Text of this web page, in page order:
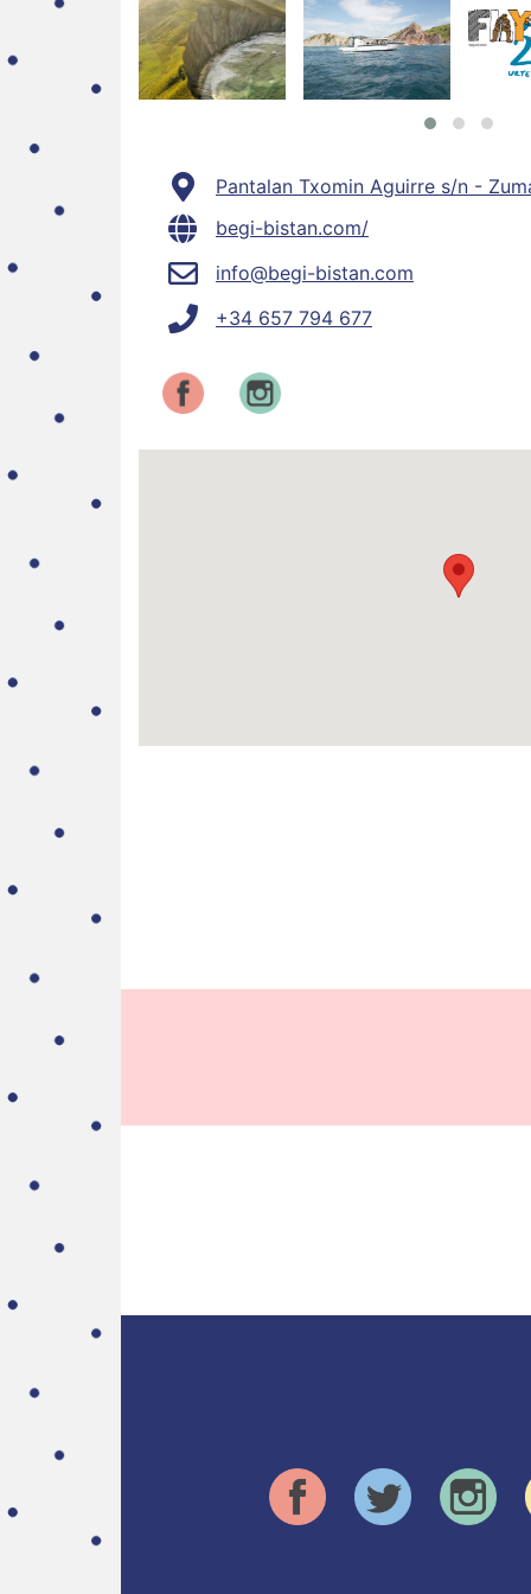
Pantalan Txomin Aguirre s/n -
begi-bistan.com/
info@begi-bistan.com
+34 657 794 677